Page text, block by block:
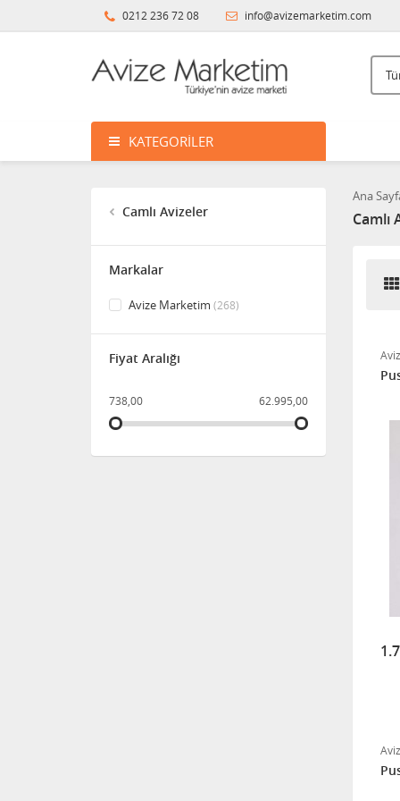
0212 236 72 08 info@avizemarketim.com
KATEGORILER
Camlı Avizeler
Markalar
Avize Marketim (268)
Fiyat Aralığı
738,00 62.995,00
Ana
Camlı